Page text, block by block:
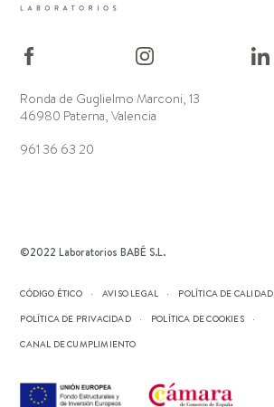
Ronda de Guglielmo Marconi, 13
46980 Paterna, Valencia
961 36 63 20
©2022 Laboratorios BABÉ S.L.
CÓDIGO ÉTICO AVISO LEGAL
POLÍTICA DE CALIDAD
POLÍTICA DE PRIVACIDAD
POLÍTICA DE COOKIES
CANAL DE CUMPLIMIENTO